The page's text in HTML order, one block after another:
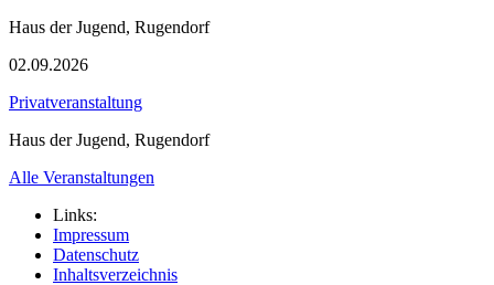
Haus der Jugend, Rugendorf
02.09.2026
Privatveranstaltung
Haus der Jugend, Rugendorf
Alle Veranstaltungen
Links:
Impressum
Datenschutz
Inhaltsverzeichnis